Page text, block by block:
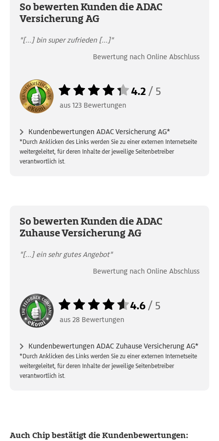
So bewerten Kunden die ADAC
Versicherung AG
aus 123 Bewertungen
4.2 / 5
"[...] bin super zufrieden [...]"
Bewertung nach Online Abschluss
Kundenbewertungen ADAC Versicherung AG*
*Durch Anklicken des Links werden Sie zu einer externen Internetseite
weitergeleitet, für deren Inhalte der jeweilige Seitenbetreiber
verantwortlich ist.
So bewerten Kunden die ADAC
Zuhause Versicherung AG
aus 28 Bewertungen
4.6/ 5
"[...] ein sehr gutes Angebot"
Bewertung nach Online Abschluss
Kundenbewertungen ADAC Zuhause Versicherung AG*
*Durch Anklicken des Links werden Sie zu einer externen Internetseite
weitergeleitet, für deren Inhalte der jeweilige Seitenbetreiber
verantwortlich ist.
Auch Chip bestätigt die Kundenbewertungen: